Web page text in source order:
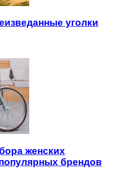
уголки
женских
брендов